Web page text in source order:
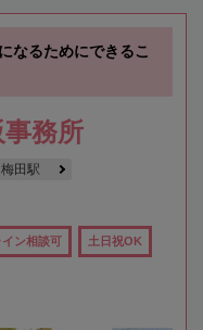
なるためにできるこ
務所
梅田駅
イン相談可 土日祝OK